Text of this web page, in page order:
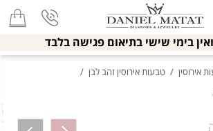
בימי שישי בתיאום פגישה בלבד
אירוסין / טבעות אירוסין זהב לבן /